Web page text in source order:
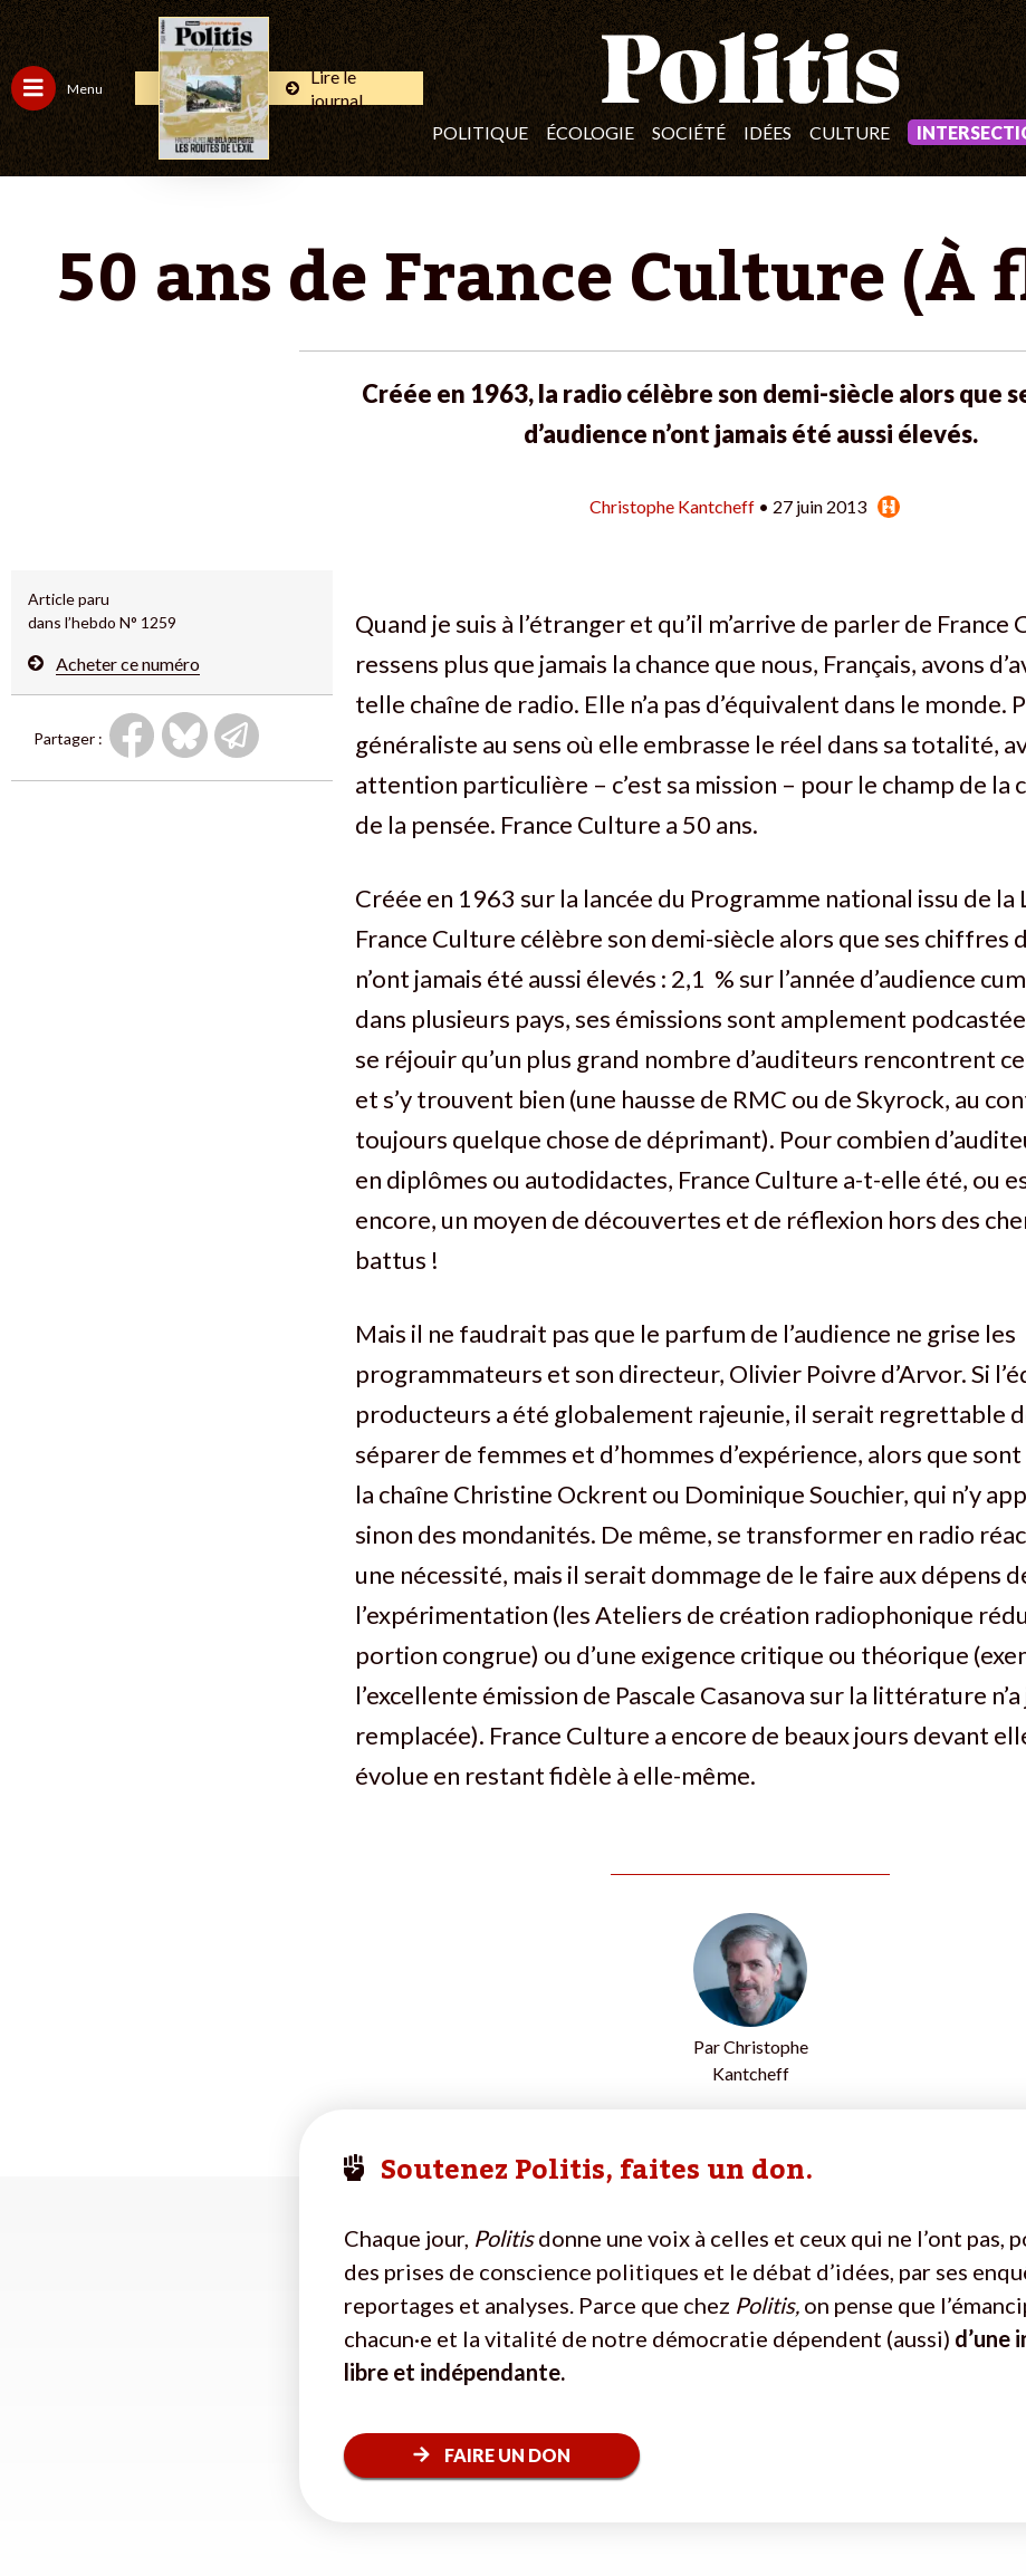
Menu
Lire le
journal
POLITIQUE
ÉCOLOGIE SOCIÉTÉ IDÉES CULTURE
50 ans de France Culture
Créée en 1963, la radio célèbre son demi-siècle alors que
d’audience n’ont jamais été aussi élevés.
Christophe Kantcheff • 27 juin 2013
Article paru
dans l’hebdo N° 1259
Acheter ce numéro
Partager :
Quand je suis à l’étranger et qu’il m’arrive de parler de France
ressens plus que jamais la chance que nous, Français, avons
telle chaîne de radio. Elle n’a pas d’équivalent dans le monde.
généraliste au sens où elle embrasse le réel dans sa totalité,
attention particulière – c’est sa mission – pour le champ de la
de la pensée. France Culture a 50 ans.
Créée en 1963 sur la lancée du Programme national issu de
France Culture célèbre son demi-siècle alors que ses chiffres
n’ont jamais été aussi élevés : 2,1 % sur l’année d’audience
dans plusieurs pays, ses émissions sont amplement
se réjouir qu’un plus grand nombre d’auditeurs rencontrent
et s’y trouvent bien (une hausse de RMC ou de Skyrock, au
toujours quelque chose de déprimant). Pour combien
en diplômes ou autodidactes, France Culture a-t-elle été, ou
encore, un moyen de découvertes et de réflexion hors des
battus !
Mais il ne faudrait pas que le parfum de l’audience ne grise les
programmateurs et son directeur, Olivier Poivre d’Arvor. Si
producteurs a été globalement rajeunie, il serait regrettable
séparer de femmes et d’hommes d’expérience, alors que
la chaîne Christine Ockrent ou Dominique Souchier, qui n’y
sinon des mondanités. De même, se transformer en radio
une nécessité, mais il serait dommage de le faire aux dépens
l’expérimentation (les Ateliers de création radiophonique
portion congrue) ou d’une exigence critique ou théorique
l’excellente émission de Pascale Casanova sur la littérature
remplacée). France Culture a encore de beaux jours devant
évolue en restant fidèle à elle-même.
ParChristophe
Kantcheff
Soutenez Politis, faites un don.
Chaque jour, Politisdonne une voix à celles et ceux qui ne l’ont pas,
des prises de conscience politiques et le débat d’idées, par ses
reportages et analyses. Parce que chez Politis, on pense que
chacun·e et la vitalité de notre démocratie dépendent (aussi) d’une
libre et indépendante.
FAIRE UN DON